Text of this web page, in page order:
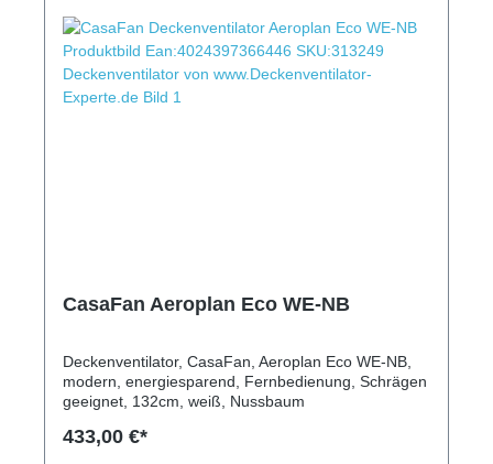
CasaFan Aeroplan Eco WE-NB
Deckenventilator, CasaFan, Aeroplan Eco WE-NB,
modern, energiesparend, Fernbedienung, Schrägen
geeignet, 132cm, weiß, Nussbaum
433,00 €*